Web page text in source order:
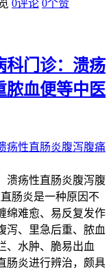
0评论 0个赞
科门诊：溃疡
脓血便等中医
疡性直肠炎腹泻腹
肠炎是一种原因不
绵难愈、易反复发作
泻、里急后重、脓血
、水肿、脆易出血
肠炎进行辨治，颇具